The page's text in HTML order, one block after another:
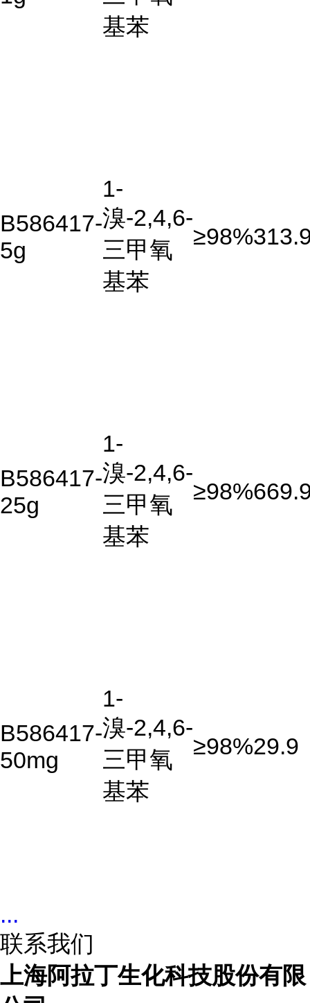
基苯
B586417-
5g
1-
溴-2,4,6-
三甲氧
基苯
≥98%
B586417-
25g
1-
溴-2,4,6-
三甲氧
基苯
≥98%
B586417-
50mg
1-
溴-2,4,6-
三甲氧
基苯
≥98%29.9
...
联系我们
上海阿拉丁生化科技股份有限